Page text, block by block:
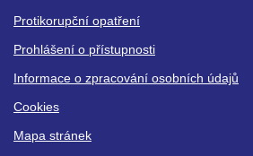
Protikorupční opatření
Prohlášení o přístupnosti
Informace o zpracování osobních údajů
Cookies
Mapa stránek